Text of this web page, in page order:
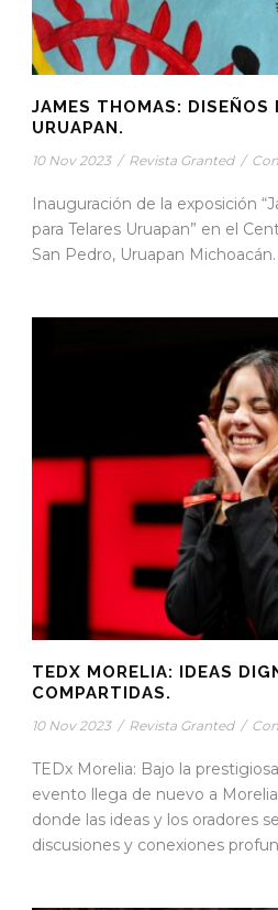
JAMES THOMAS: DISEÑOS
URUAPAN.
10 Nov 2023 / Revista Granted /
Inauguración de la exposición
para Telares Uruapan” en el
San Pedro, Uruapan Michoacán.
TEDX MORELIA: IDEAS
COMPARTIDAS.
10 Nov 2023 / Revista Granted /
TEDx Morelia: Bajo la
evento llega de nuevo a
donde las ideas y los oradores
discusiones y conexiones